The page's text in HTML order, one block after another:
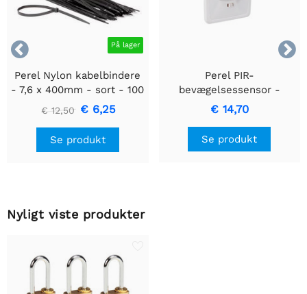

 På lager
Perel Nylon kabelbindere
- 7,6 x 400mm - sort - 100
stk
€ 12,50 € 6,25
Se produkt
Perel PIR-
bevægelsessensor -
Indbygget med
bevægelsesregistrering &
Indbygget design
€ 14,70
Se produkt
Nyligt viste produkter